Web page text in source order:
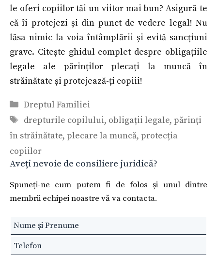
le oferi copiilor tăi un viitor mai bun? Asigură-te
că îi protejezi și din punct de vedere legal! Nu
lăsa nimic la voia întâmplării și evită sancțiuni
grave. Citește ghidul complet despre obligațiile
legale ale părinților plecați la muncă în
străinătate și protejează-ți copiii!
Categorii
Dreptul Familiei
Etichete
drepturile copilului, obligații legale, părinți
în străinătate, plecare la muncă, protecția
copiilor
Aveți nevoie de consiliere juridică?
Spuneți-ne cum putem fi de folos și unul dintre
membrii echipei noastre vă va contacta.
Leave
this
field